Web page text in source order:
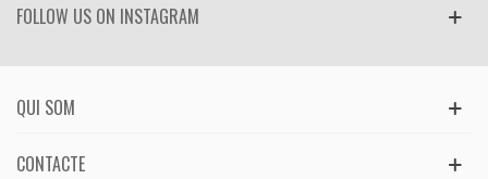
FOLLOW US ON INSTAGRAM
QUI SOM
CONTACTE